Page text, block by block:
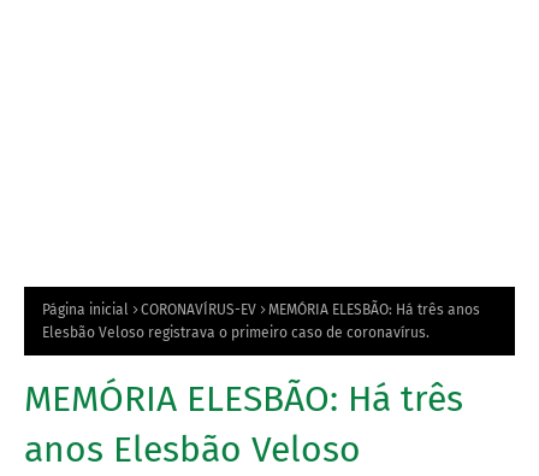
Página inicial CORONAVÍRUS-EV
MEMÓRIA ELESBÃO: Há três anos
Elesbão Veloso registrava o primeiro caso de coronavírus.
MEMÓRIA ELESBÃO: Há três
anos Elesbão Veloso